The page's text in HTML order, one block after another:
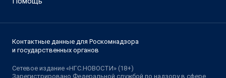
Контактные данные для Роскомнадзора
и государственных органов
Сетевое издание «НГС.НОВОСТИ» (18+)
Зарегистрировано Федеральной службой по надзору в сфере